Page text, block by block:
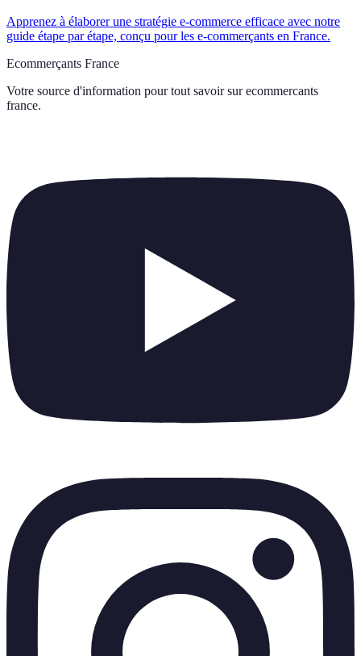
Apprenez à élaborer une stratégie e-commerce efficace avec notre
guide étape par étape, conçu pour les e-commerçants en France.
Ecommerçants France
Votre source d'information pour tout savoir sur ecommercants
france.